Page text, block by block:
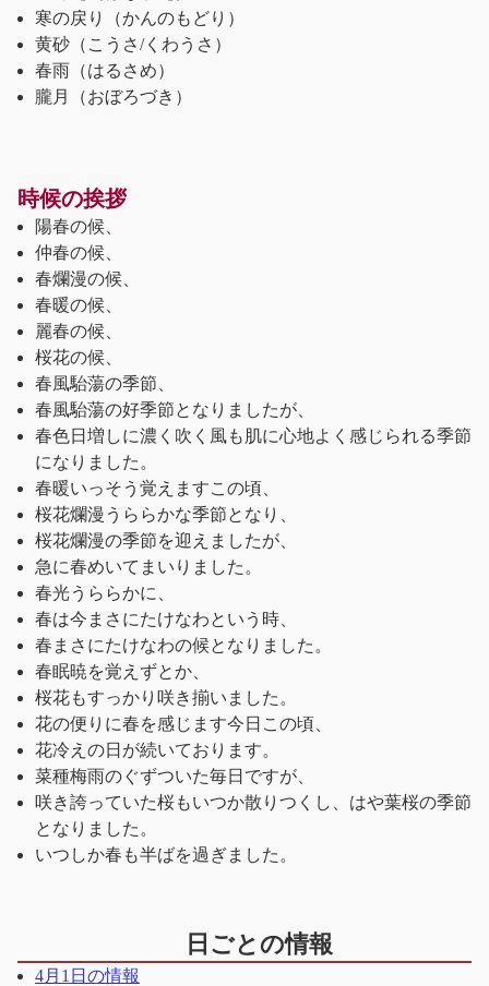
寒の戻り（かんのもどり）
黄砂（こうさ/くわうさ）
春雨（はるさめ）
朧月（おぼろづき）
時候の挨拶
陽春の候、
仲春の候、
春爛漫の候、
春暖の候、
麗春の候、
桜花の候、
春風駘蕩の季節、
春風駘蕩の好季節となりましたが、
春色日増しに濃く吹く風も肌に心地よく感じられる季節
になりました。
春暖いっそう覚えますこの頃、
桜花爛漫うららかな季節となり、
桜花爛漫の季節を迎えましたが、
急に春めいてまいりました。
春光うららかに、
春は今まさにたけなわという時、
春まさにたけなわの候となりました。
春眠暁を覚えずとか、
桜花もすっかり咲き揃いました。
花の便りに春を感じます今日この頃、
花冷えの日が続いております。
菜種梅雨のぐずついた毎日ですが、
咲き誇っていた桜もいつか散りつくし、はや葉桜の季節
となりました。
いつしか春も半ばを過ぎました。
日ごとの情報
4月1日の情報